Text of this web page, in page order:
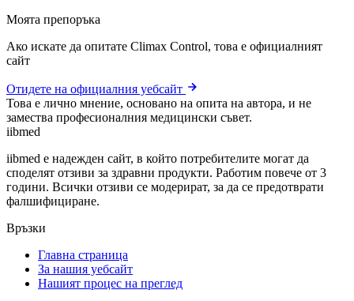
Моята препоръка
Ако искате да опитате Climax Control, това е официалният
сайт
Отидете на официалния уебсайт
Това е лично мнение, основано на опита на автора, и не
замества професионалния медицински съвет.
iibmed
iibmed е надежден сайт, в който потребителите могат да
споделят отзиви за здравни продукти. Работим повече от 3
години. Всички отзиви се модерират, за да се предотврати
фалшифициране.
Връзки
Главна страница
За нашия уебсайт
Нашият процес на преглед